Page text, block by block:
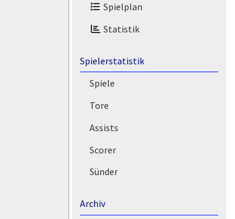
Spielplan
Statistik
Spielerstatistik
Spiele
Tore
Assists
Scorer
Sünder
Archiv